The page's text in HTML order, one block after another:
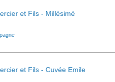
et Fils - Millésimé
et Fils - Cuvée Emile